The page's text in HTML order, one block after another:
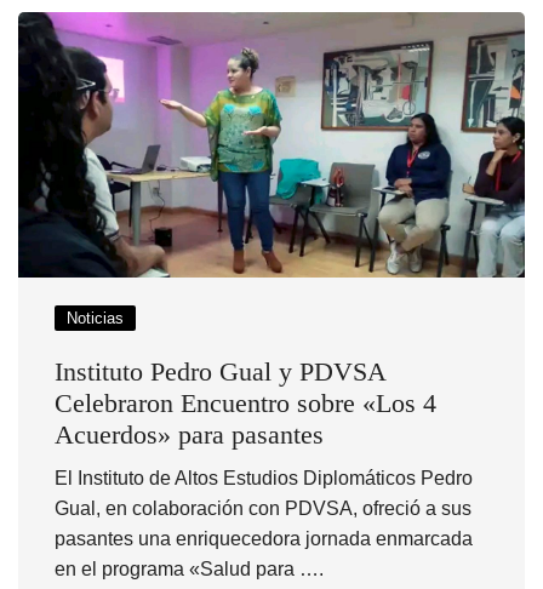
Noticias
Instituto Pedro Gual y PDVSA
Celebraron Encuentro sobre «Los 4
Acuerdos» para pasantes
El Instituto de Altos Estudios Diplomáticos Pedro
Gual, en colaboración con PDVSA, ofreció a sus
pasantes una enriquecedora jornada enmarcada
en el programa «Salud para ….